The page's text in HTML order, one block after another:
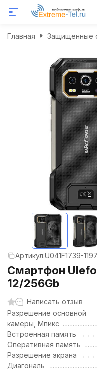
Главная Защищенные
Артикул:U041F1739-
Смартфон
12/256Gb
Написать отзыв
Разрешение основной
камеры, Мпикс
Встроенная память
Оперативная память
Разрешение экрана
Диагональ